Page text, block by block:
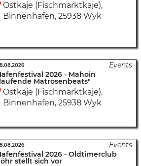
Ostkaje (Fischmarktkaje),
Binnenhafen, 25938 Wyk
2026 - Mahoin
Matrosenbeats"
Ostkaje (Fischmarktkaje),
Binnenhafen, 25938 Wyk
2026 - Oldtimerclub
stellt sich vor